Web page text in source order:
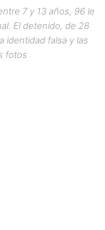
7 y 13 años, 96 le
El detenido, de 28
identidad falsa y las
fotos